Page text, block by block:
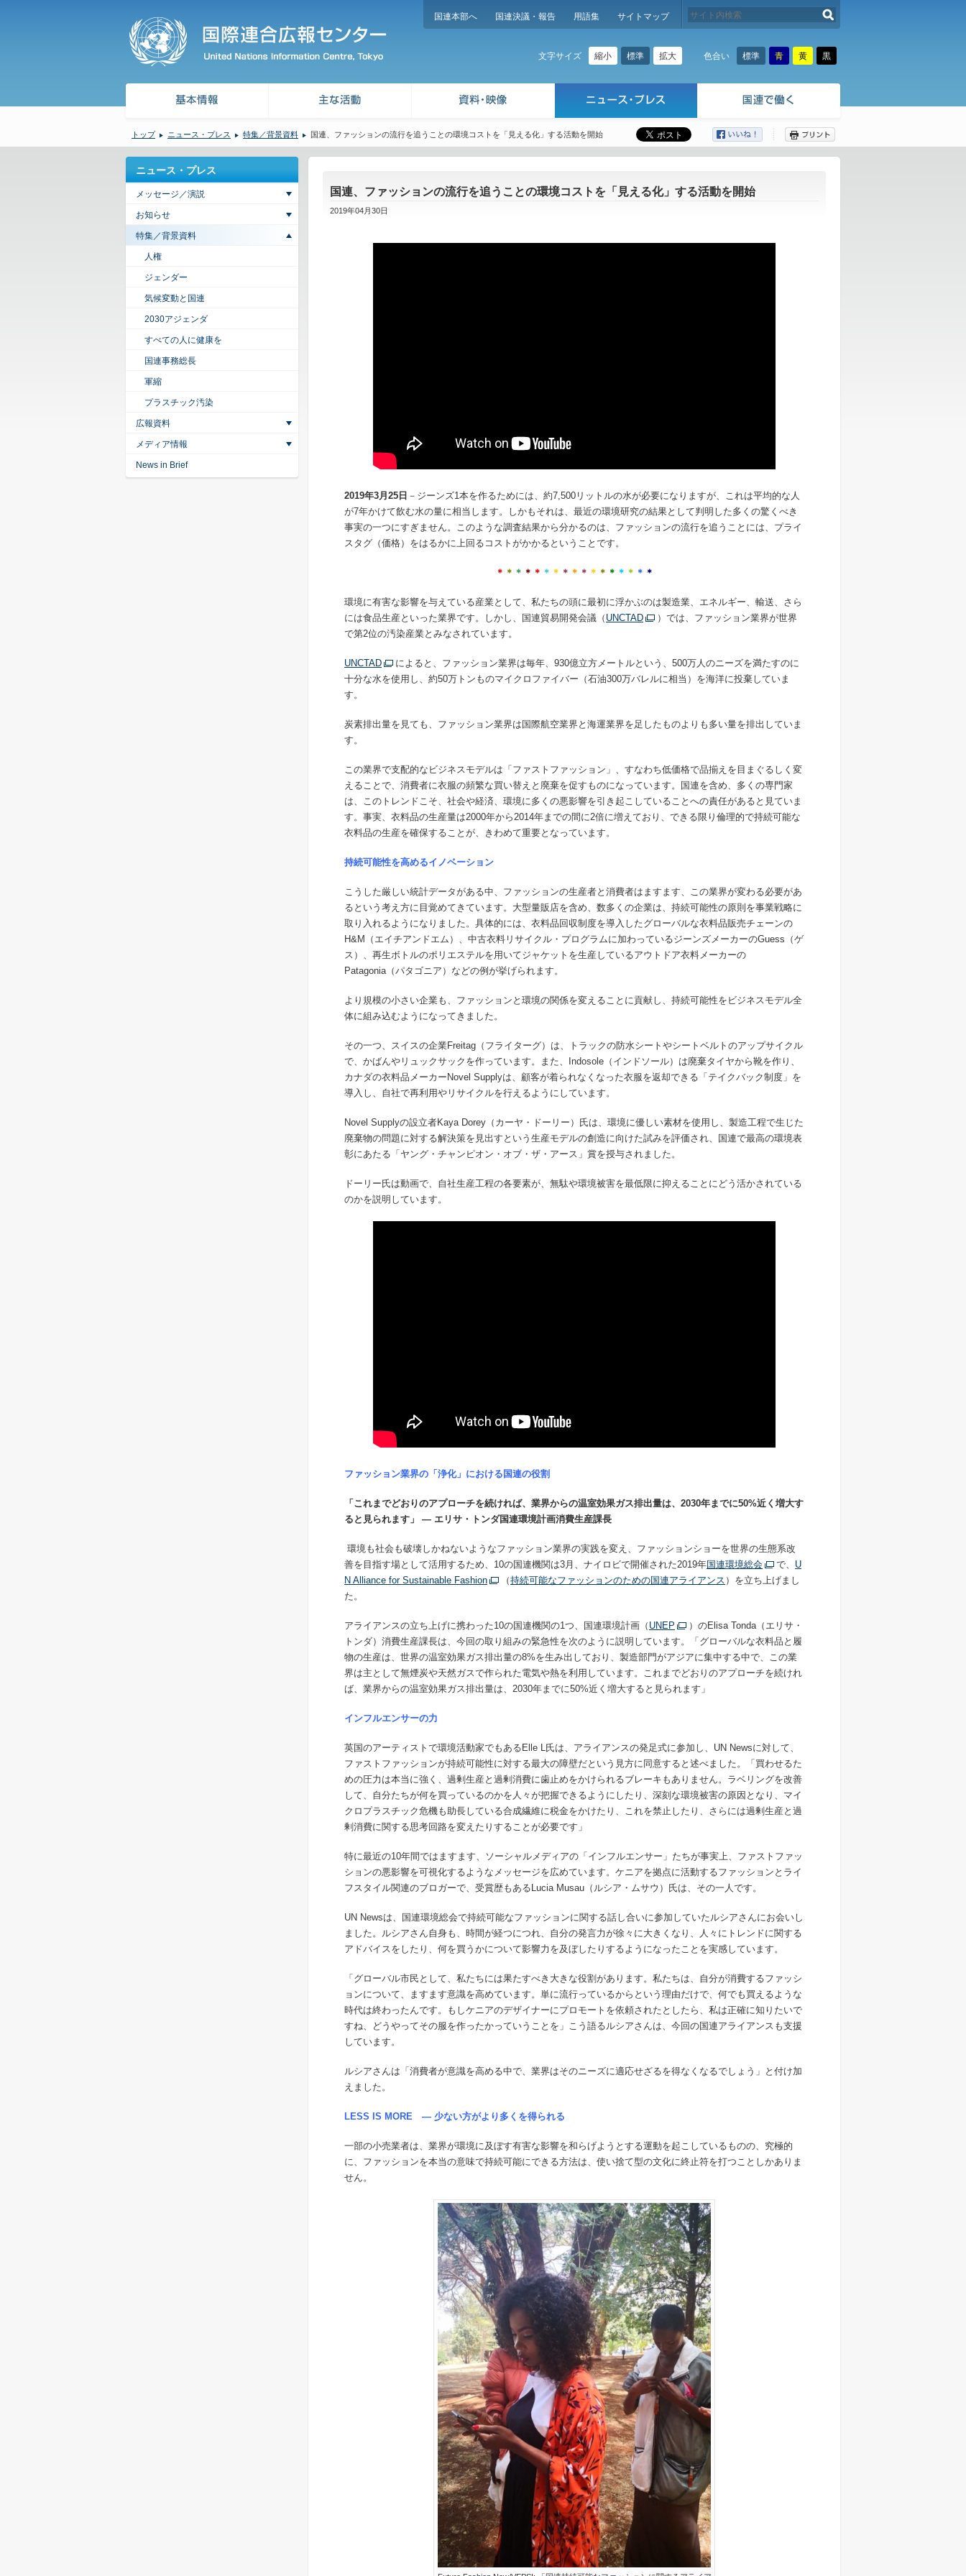
国連本部へ 国連決議・報告 用語集 サイトマップ
文字サイズ 縮小 標準 拡大 色合い 標準 青 黄 黒
トップ ニュース・プレス 特集／背景資料 国連、ファッションの流行を追うことの環境コストを「見える化」する活動を開始
国連、ファッションの流行を追うことの環境コストを「見える化」する活動を開始
2019年04月30日
2019年3月 25 日 － ジーンズ1本を作るためには、約7,500リットルの水が必要になりますが、これは平均的な人
が7年かけて飲む水の量に相当します。しかもそれは、最近の環境研究の結果として判明した多くの驚くべき
事実の一つにすぎません。このような調査結果から分かるのは、ファッションの流行を追うことには、プライ
スタグ（価格）をはるかに上回るコストがかかるということです。
＊ ＊ ＊ ＊ ＊ ＊ ＊ ＊ ＊ ＊ ＊ ＊ ＊ ＊ ＊ ＊ ＊
環境に有害な影響を与えている産業として、私たちの頭に最初に浮かぶのは製造業、エネルギー、輸送、さら
には食品生産といった業界です。しかし、国連貿易開発会議（ UNCTAD
）では、ファッション業界が世界
で第2位の汚染産業とみなされています。
UNCTAD
によると、ファッション業界は毎年、930億立方メートルという、500万人のニーズを満たすのに
十分な水を使用し、約50万トンものマイクロファイバー（石油300万バレルに相当）を海洋に投棄していま
す。
炭素排出量を見ても、ファッション業界は国際航空業界と海運業界を足したものよりも多い量を排出していま
す。
この業界で支配的なビジネスモデルは「ファストファッション」、すなわち低価格で品揃えを目まぐるしく変
えることで、消費者に衣服の頻繁な買い替えと廃棄を促すものになっています。国連を含め、多くの専門家
は、このトレンドこそ、社会や経済、環境に多くの悪影響を引き起こしていることへの責任があると見ていま
す。事実、衣料品の生産量は2000年から2014年までの間に2倍に増えており、できる限り倫理的で持続可能な
衣料品の生産を確保することが、きわめて重要となっています。
持続可能性を高めるイノベーション
こうした厳しい統計データがある中、ファッションの生産者と消費者はますます、この業界が変わる必要があ
るという考え方に目覚めてきています。大型量販店を含め、数多くの企業は、持続可能性の原則を事業戦略に
取り入れるようになりました。具体的には、衣料品回収制度を導入したグローバルな衣料品販売チェーンの
H&M（エイチアンドエム）、中古衣料リサイクル・プログラムに加わっているジーンズメーカーのGuess（ゲ
ス）、再生ボトルのポリエステルを用いてジャケットを生産しているアウトドア衣料メーカーの
Patagonia（パタゴニア）などの例が挙げられます。
より規模の小さい企業も、ファッションと環境の関係を変えることに貢献し、持続可能性をビジネスモデル全
体に組み込むようになってきました。
その一つ、スイスの企業Freitag（フライターグ）は、トラックの防水シートやシートベルトのアップサイクル
で、かばんやリュックサックを作っています。また、Indosole（インドソール）は廃棄タイヤから靴を作り、
カナダの衣料品メーカーNovel Supplyは、顧客が着られなくなった衣服を返却できる「テイクバック制度」を
導入し、自社で再利用やリサイクルを行えるようにしています。
Novel Supplyの設立者Kaya Dorey（カーヤ・ドーリー）氏は、環境に優しい素材を使用し、製造工程で生じた
廃棄物の問題に対する解決策を見出すという生産モデルの創造に向けた試みを評価され、国連で最高の環境表
彰にあたる「ヤング・チャンピオン・オブ・ザ・アース」賞を授与されました。
ドーリー氏は動画で、自社生産工程の各要素が、無駄や環境被害を最低限に抑えることにどう活かされている
のかを説明しています。
ファッション業界の「浄化」における国連の役割
「これまでどおりのアプローチを続ければ、業界からの温室効果ガス排出量は、 2030年までに50%近く増大す
ると見られます」
― エリサ・トンダ国連環境計画消費生産課長
環境も社会も破壊しかねないようなファッション業界の実践を変え、ファッションショーを世界の生態系改
善を目指す場として活用するため、10の国連機関は3月、ナイロビで開催された2019年国連環境総会 で、 U
N Alliance for Sustainable Fashion
（持続可能なファッションのための国連アライアンス ）を立ち上げまし
た。
アライアンスの立ち上げに携わった10の国連機関の1つ、国連環境計画（ UNEP
）のElisa Tonda（エリサ・
トンダ）消費生産課長は、今回の取り組みの緊急性を次のように説明しています。「グローバルな衣料品と履
物の生産は、世界の温室効果ガス排出量の8%を生み出しており、製造部門がアジアに集中する中で、この業
界は主として無煙炭や天然ガスで作られた電気や熱を利用しています。これまでどおりのアプローチを続けれ
ば、業界からの温室効果ガス排出量は、2030年までに50%近く増大すると見られます」
インフルエンサーの力
英国のアーティストで環境活動家でもあるElle L氏は、アライアンスの発足式に参加し、UN Newsに対して、
ファストファッションが持続可能性に対する最大の障壁だという見方に同意すると述べました。「買わせるた
めの圧力は本当に強く、過剰生産と過剰消費に歯止めをかけられるブレーキもありません。ラベリングを改善
して、自分たちが何を買っているのかを人々が把握できるようにしたり、深刻な環境被害の原因となり、マイ
クロプラスチック危機も助長している合成繊維に税金をかけたり、これを禁止したり、さらには過剰生産と過
剰消費に関する思考回路を変えたりすることが必要です」
特に最近の10年間ではますます、ソーシャルメディアの「インフルエンサー」たちが事実上、ファストファッ
ションの悪影響を可視化するようなメッセージを広めています。ケニアを拠点に活動するファッションとライ
フスタイル関連のブロガーで、受賞歴もあるLucia Musau（ルシア・ムサウ）氏は、その一人です。
UN Newsは、国連環境総会で持続可能なファッションに関する話し合いに参加していたルシアさんにお会いし
ました。ルシアさん自身も、時間が経つにつれ、自分の発言力が徐々に大きくなり、人々にトレンドに関する
アドバイスをしたり、何を買うかについて影響力を及ぼしたりするようになったことを実感しています。
「グローバル市民として、私たちには果たすべき大きな役割があります。私たちは、自分が消費するファッシ
ョンについて、ますます意識を高めています。単に流行っているからという理由だけで、何でも買えるような
時代は終わったんです。もしケニアのデザイナーにプロモートを依頼されたとしたら、私は正確に知りたいで
すね、どうやってその服を作ったかっていうことを」こう語るルシアさんは、今回の国連アライアンスも支援
しています。
ルシアさんは「消費者が意識を高める中で、業界はそのニーズに適応せざるを得なくなるでしょう」と付け加
えました。
LESS IS MORE ― 少ない方がより多くを得られる
一部の小売業者は、業界が環境に及ぼす有害な影響を和らげようとする運動を起こしているものの、究極的
に、ファッションを本当の意味で持続可能にできる方法は、使い捨て型の文化に終止符を打つことしかありま
せん。
ニュース・プレス
メッセージ／演説
お知らせ
特集／背景資料
人権
ジェンダー
気候変動と国連
2030アジェンダ
すべての人に健康を
国連事務総長
軍縮
プラスチック汚染
広報資料
メディア情報
News in Brief